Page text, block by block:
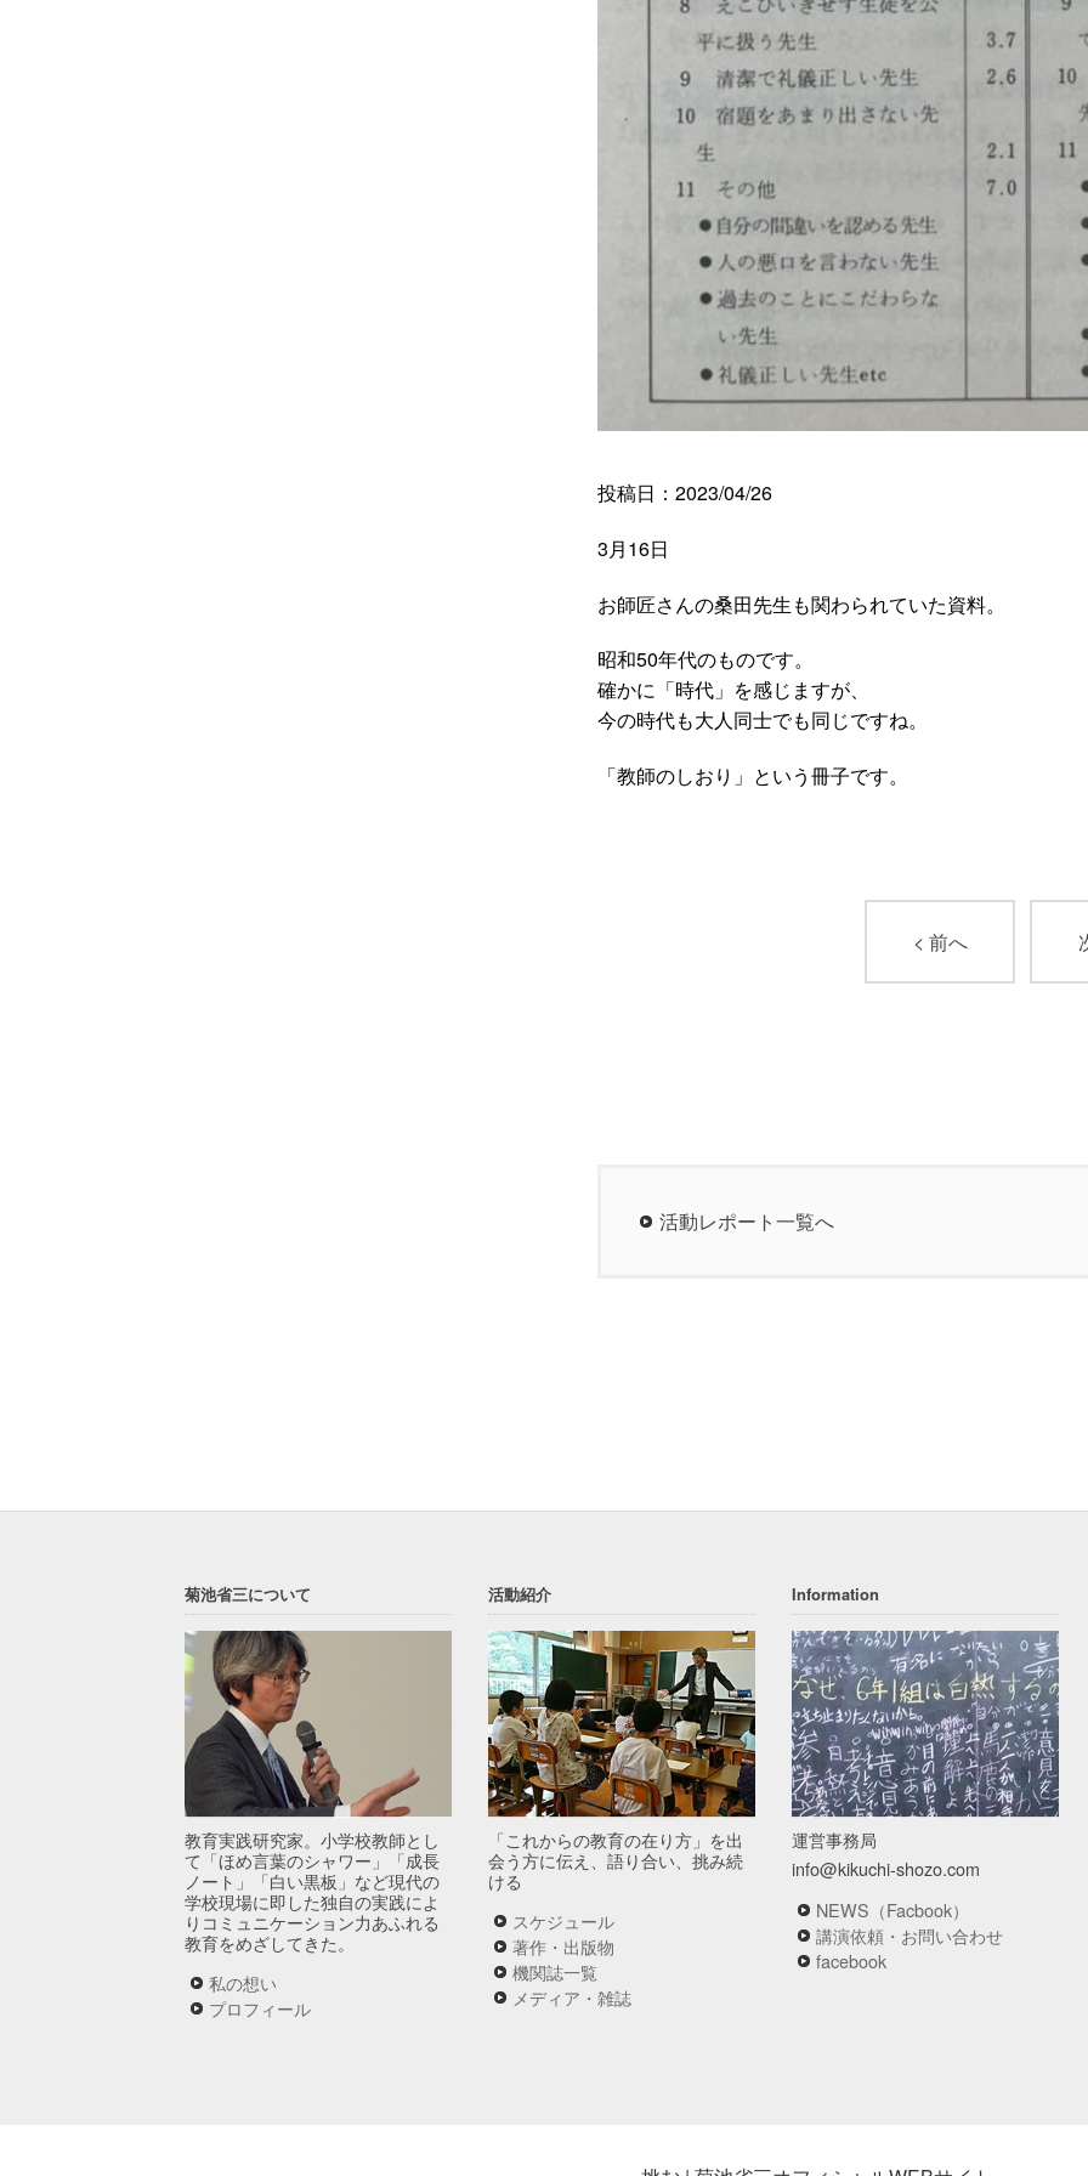
投稿日：2023/04/26
3月16日
お師匠さんの桑田先生も関わられていた資料。
昭和50年代のものです。
確かに「時代」を感じますが、
今の時代も大人同士でも同じですね。
「教師のしおり」という冊子です。
< 前へ
活動レポート一覧へ
菊池省三について
教育実践研究家。小学校教師とし
て「ほめ言葉のシャワー」「成長
ノート」「白い黒板」など現代の
学校現場に即した独自の実践によ
りコミュニケーション力あふれる
教育をめざしてきた。
私の想い
プロフィール
活動紹介
「これからの教育の在り方」を出
会う方に伝え、語り合い、挑み続
ける
スケジュール
著作・出版物
機関誌一覧
メディア・雑誌
Information
運営事務局
info@kikuchi-shozo.com
NEWS（Facbook）
講演依頼・お問い合わせ
facebook